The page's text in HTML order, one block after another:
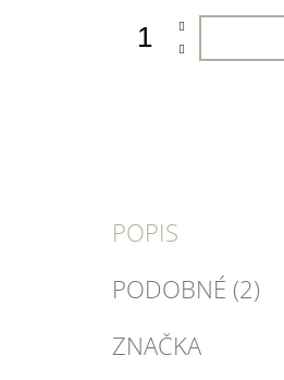
POPIS
PODOBNÉ (2)
ZNAČKA